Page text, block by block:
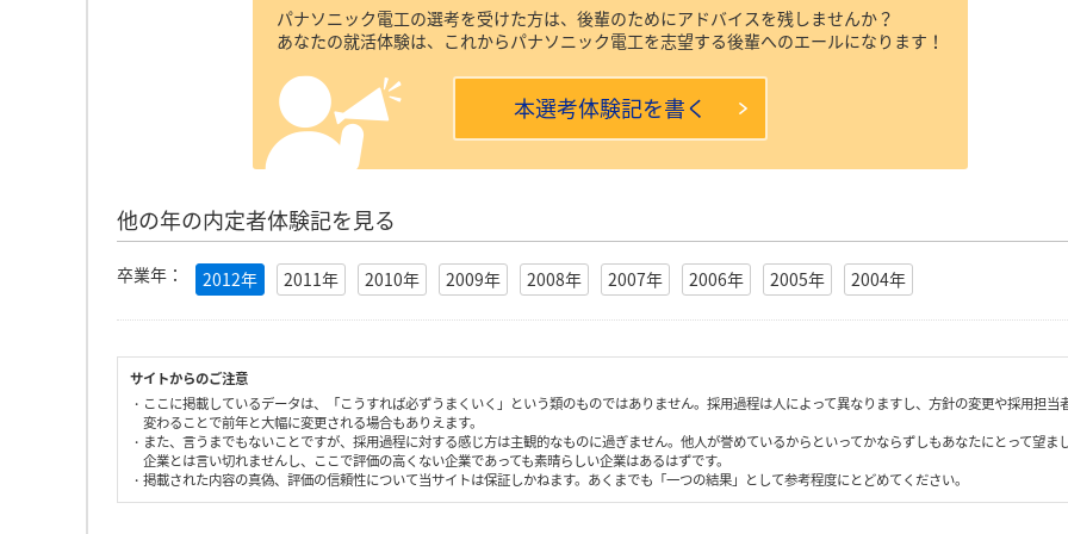
パナソニック電工の選考を受けた方は、後輩のためにアドバイスを残しませんか？
あなたの就活体験は、これからパナソニック電工を志望する後輩へのエールになります！
本選考体験記を書く
他の年の内定者体験記を見る
卒業年： 2012年 2011年 2010年 2009年 2008年 2007年 2006年 2005年 2004年
サイトからのご注意
・ここに掲載しているデータは、「こうすれば必ずうまくいく」という類のものではありません。採用過程は人によって異なりますし、方針の変更や採用担当
変わることで前年と大幅に変更される場合もありえます。
・また、言うまでもないことですが、採用過程に対する感じ方は主観的なものに過ぎません。他人が誉めているからといってかならずしもあなたにとって望ま
企業とは言い切れませんし、ここで評価の高くない企業であっても素晴らしい企業はあるはずです。
・掲載された内容の真偽、評価の信頼性について当サイトは保証しかねます。あくまでも「一つの結果」として参考程度にとどめてください。